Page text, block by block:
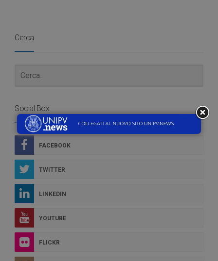
Cerca
Social Box
FACEBOOK
TWITTER
LINKEDIN
YOUTUBE
FLICKR